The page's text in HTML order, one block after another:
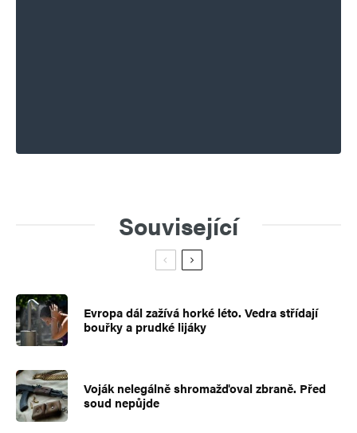
Související
Evropa dál zažívá horké léto. Vedra střídají
bouřky a prudké lijáky
Voják nelegálně shromažďoval zbraně. Před
soud nepůjde